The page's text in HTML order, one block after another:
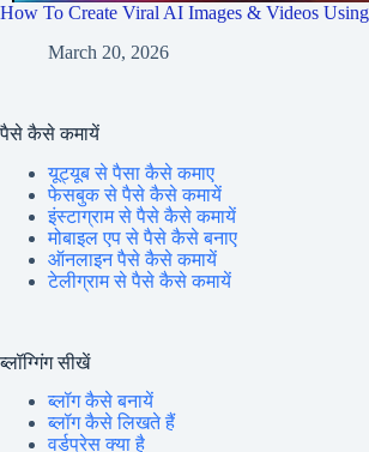
How To Create Viral AI Images & Videos
March 20, 2026
पैसे कैसे कमायें
यूट्यूब से पैसा कैसे कमाए
फेसबुक से पैसे कैसे कमायें
इंस्टाग्राम से पैसे कैसे कमायें
मोबाइल एप से पैसे कैसे बनाए
ऑनलाइन पैसे कैसे कमायें
टेलीग्राम से पैसे कैसे कमायें
ब्लॉग्गिंग सीखें
ब्लॉग कैसे बनायें
ब्लॉग कैसे लिखते हैं
वर्डप्रेस क्या है